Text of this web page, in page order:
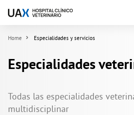
Home Especialidades y servicios
Especialidades
Todas las especialidades
multidisciplinar